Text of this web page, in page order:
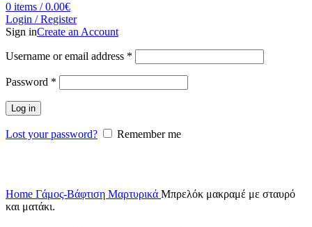
0 items / 0.00€
Login / Register
Sign inCreate an Account
Username or email address *
Password *
Log in
Lost your password? Remember me
Home Γάμος-Βάφτιση Μαρτυρικά Μπρελόκ μακραμέ με σταυρό
και ματάκι.